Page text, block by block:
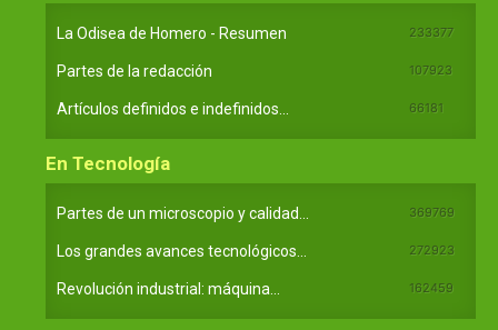
La Odisea de Homero - Resumen 233377
Partes de la redacción 107923
Artículos definidos e indefinidos... 66181
En Tecnología
Partes de un microscopio y calidad... 369769
Los grandes avances tecnológicos... 272923
Revolución industrial: máquina... 162459